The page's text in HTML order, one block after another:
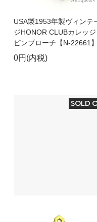
USA製1953年製ヴィンテ
ジHONOR CLUBカレッジ
ピンブローチ【N-22661】
0円(内税)
SOLD